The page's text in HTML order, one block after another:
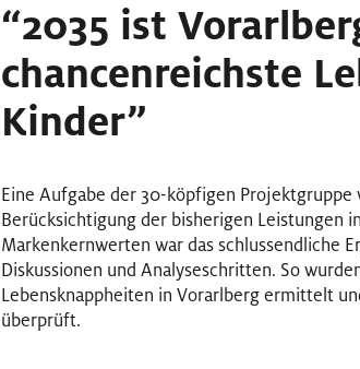
“2035 ist
chancenreichste
Kinder”
Eine Aufgabe der 30-köpfigen
Berücksichtigung der bisherigen Leistungen
Markenkernwerten war das schlussendliche
Diskussionen und Analyseschritten. So
Lebensknappheiten in Vorarlberg ermittelt
überprüft.